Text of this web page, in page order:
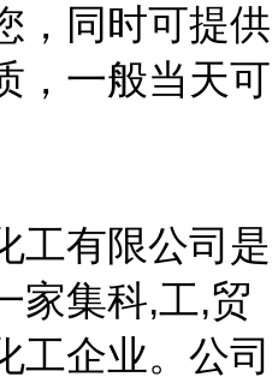
，同时可提供
，一般当天可
工有限公司是
家集科,工,贸
工企业。公司